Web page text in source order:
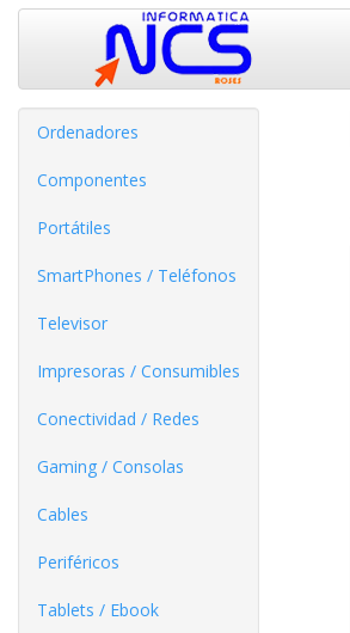
Ordenadores
Componentes
Portátiles
SmartPhones / Teléfonos
Televisor
Impresoras / Consumibles
Conectividad / Redes
Gaming / Consolas
Cables
Periféricos
Tablets / Ebook